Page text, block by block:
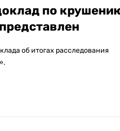
по
об итогах расследования